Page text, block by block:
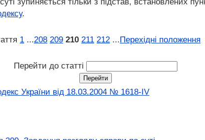
.
1 ...208 209 210 211 212 ...Перехідні положення
Перейти до статті
України від 18.03.2004 № 1618-IV